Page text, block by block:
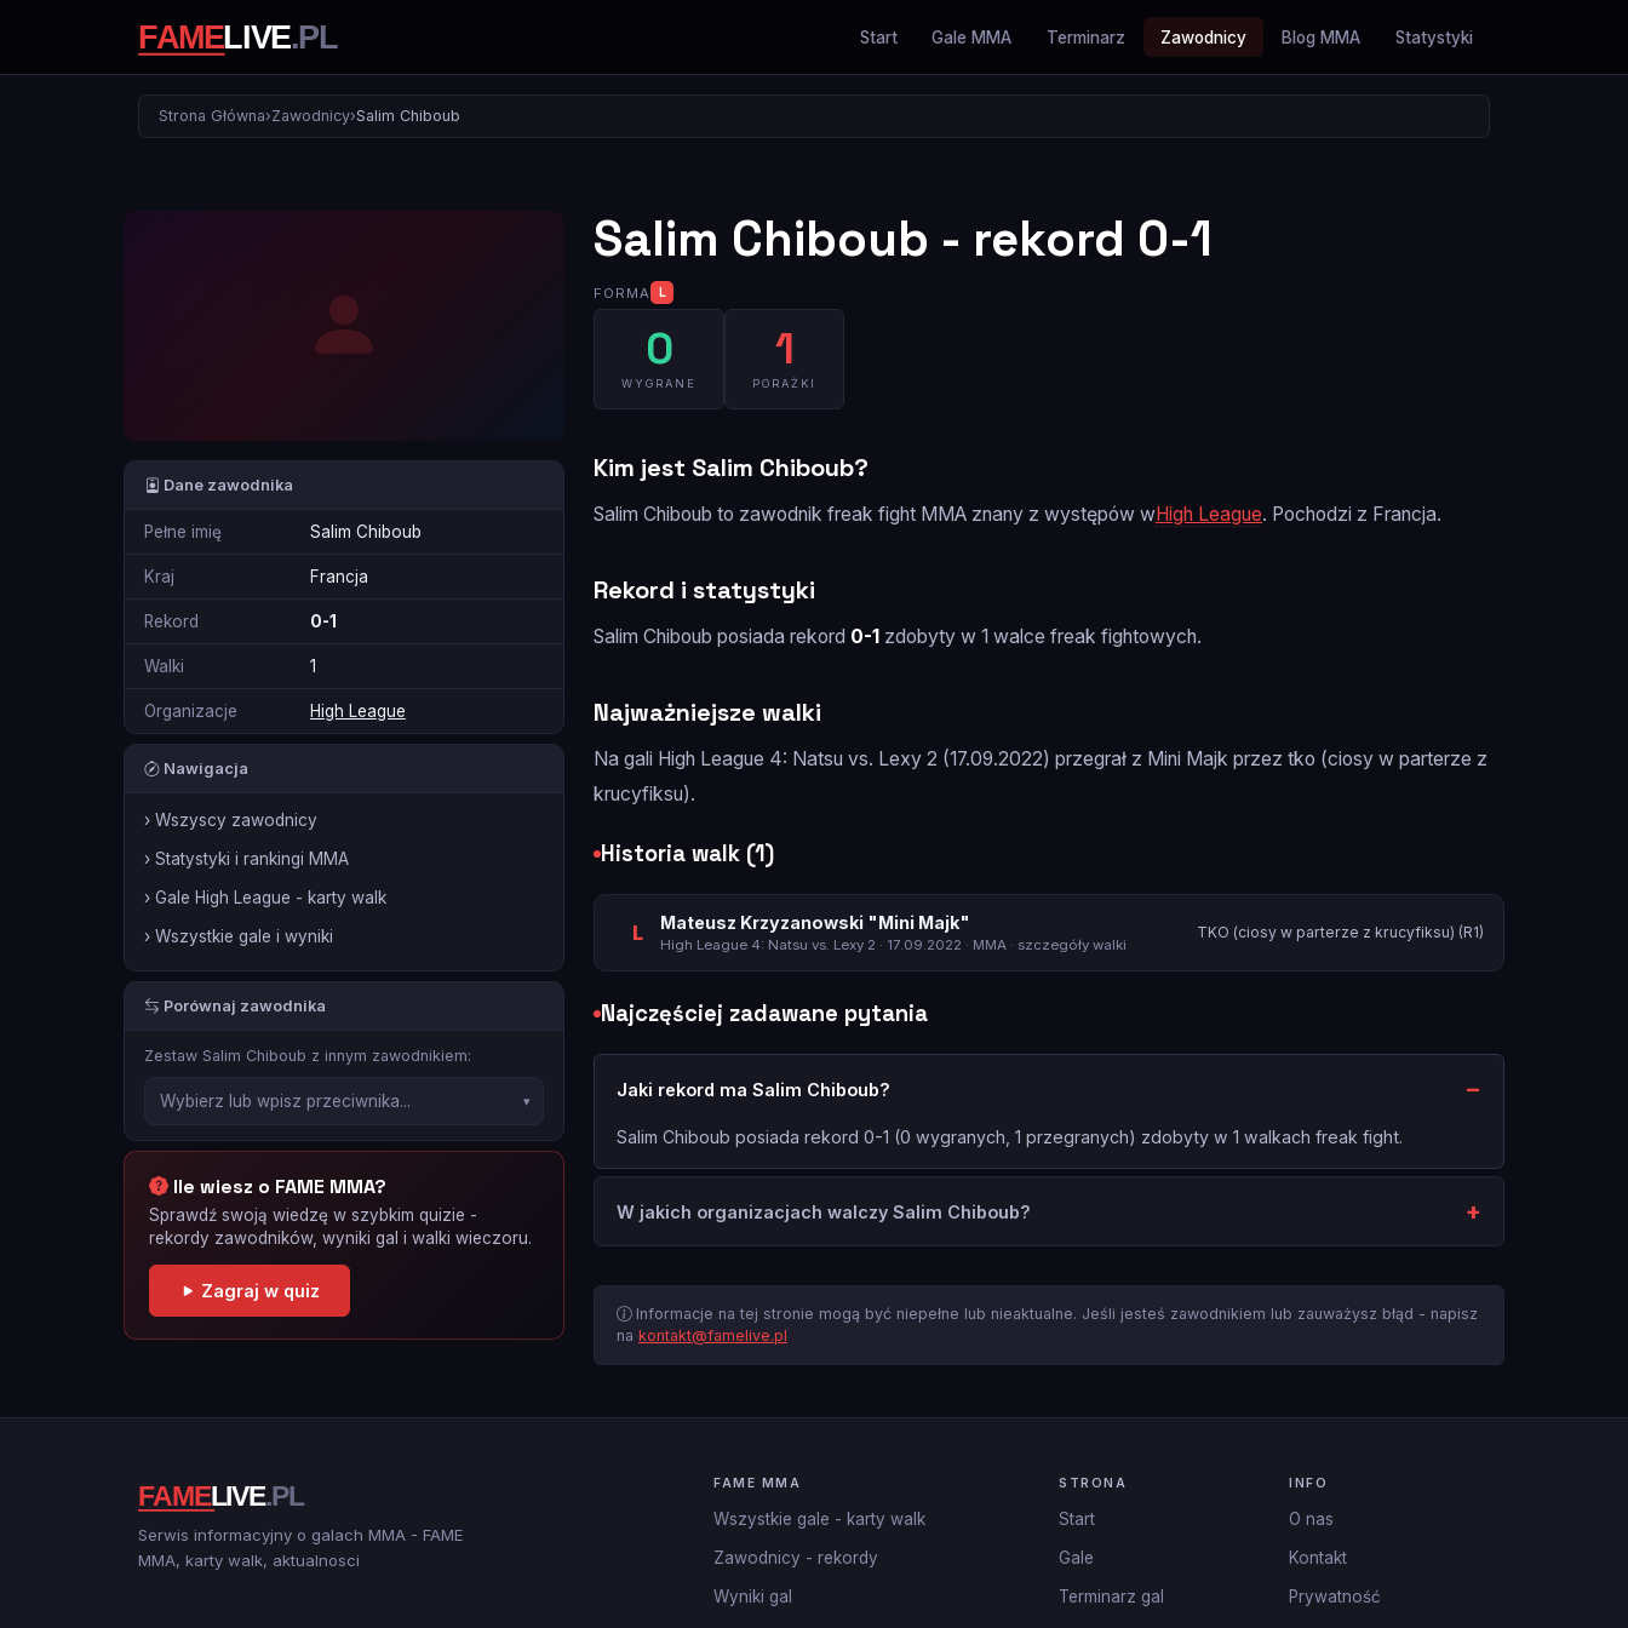
Start Gale MMA Terminarz Zawodnicy Blog MMA Statystyki
Strona Główna›Zawodnicy›Salim Chiboub
Dane zawodnika
Pełne imię Salim Chiboub
Kraj Francja
Rekord 0-1
Walki 1
Organizacje High League
Nawigacja
› Wszyscy zawodnicy
› Statystyki i rankingi MMA
› Gale High League - karty walk
› Wszystkie gale i wyniki
Porównaj zawodnika
Zestaw Salim Chiboub z innym zawodnikiem:
Ile wiesz o FAME MMA?
Sprawdź swoją wiedzę w szybkim quizie -
rekordy zawodników, wyniki gal i walki wieczoru.
Zagraj w quiz
Salim Chiboub - rekord 0-1
FORMA L
0
WYGRANE
1
PORAŻKI
Kim jest Salim Chiboub?
Salim Chiboub to zawodnik freak fight MMA znany z występów wHigh League. Pochodzi z Francja.
Rekord i statystyki
Salim Chiboub posiada rekord 0-1 zdobyty w 1 walce freak fightowych.
Najważniejsze walki
Na gali High League 4: Natsu vs. Lexy 2 (17.09.2022) przegrał z Mini Majk przez tko (ciosy w parterze z
krucyfiksu).
Historia walk (1)
L Mateusz Krzyzanowski "Mini Majk"
High League 4: Natsu vs. Lexy 2 · 17.09.2022 · MMA · szczegóły walki
TKO (ciosy w parterze z krucyfiksu) (R1)
Najczęściej zadawane pytania
Jaki rekord ma Salim Chiboub?
Salim Chiboub posiada rekord 0-1 (0 wygranych, 1 przegranych) zdobyty w 1 walkach freak fight.
W jakich organizacjach walczy Salim Chiboub?
Informacje na tej stronie mogą być niepełne lub nieaktualne. Jeśli jesteś zawodnikiem lub zauważysz błąd - napisz
na kontakt@famelive.pl
Serwis informacyjny o galach MMA - FAME
MMA, karty walk, aktualnosci
FAME MMA
Wszystkie gale - karty walk
Zawodnicy - rekordy
Wyniki gal
STRONA
Start
Gale
Terminarz gal
INFO
O nas
Kontakt
Prywatność